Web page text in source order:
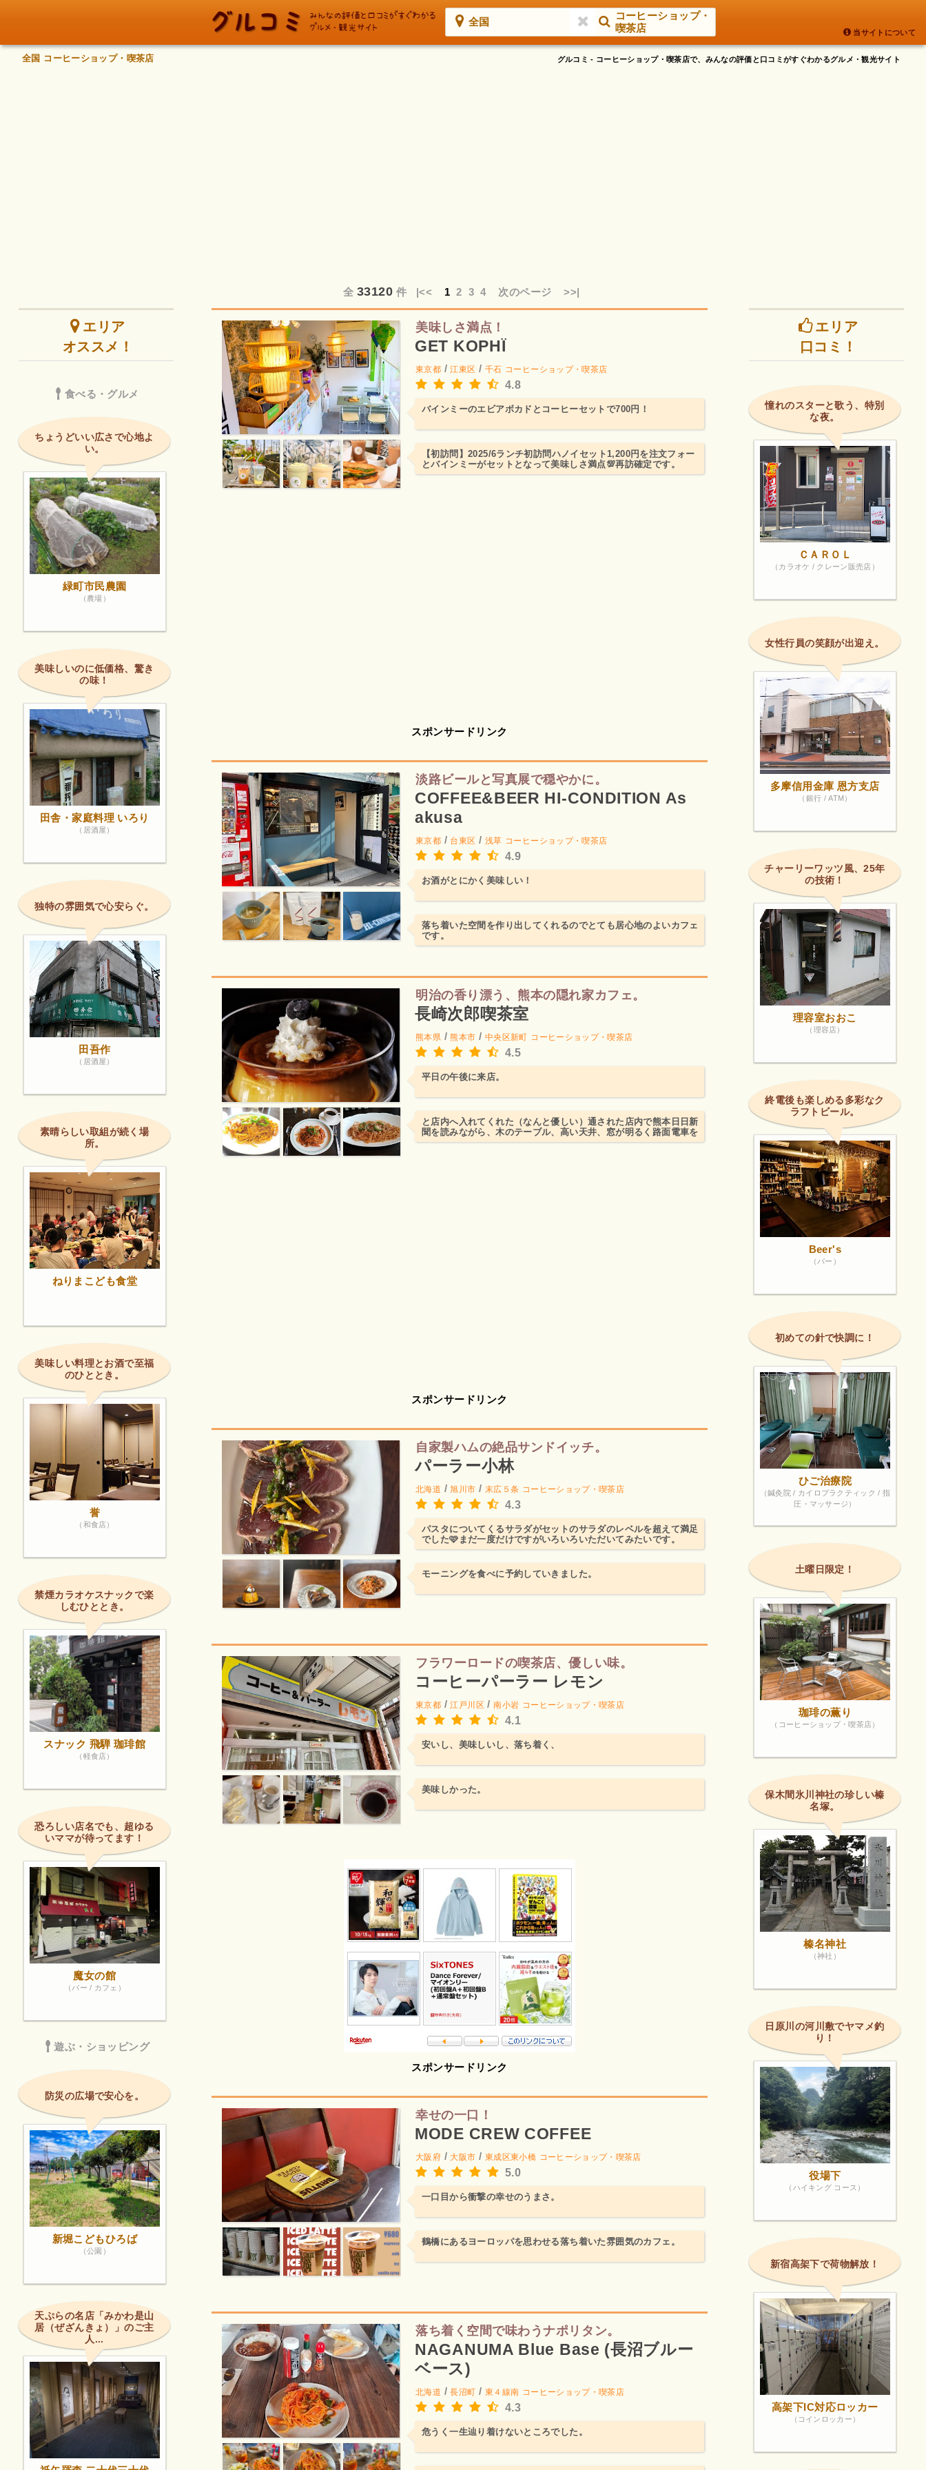
全国
コーヒーショップ・
喫茶店
当サイトについて
グルコミ - コーヒーショップ・喫茶店で、みんなの評価と口コミがすぐわかるグルメ・観光サイト
全国 コーヒーショップ・喫茶店
全 33120 件 |<< 12 3 4 次のページ >>|
美味しさ満点！
GET KOPHÏ
東京都 /江東区 / 千石 コーヒーショップ・喫茶店
4.8
バインミーのエビアボカドとコーヒーセットで700円！
【初訪問】2025/6ランチ初訪問ハノイセット1,200円を注文フォー
とバインミーがセットとなって美味しさ満点💯再訪確定です。
スポンサードリンク
淡路ビールと写真展で穏やかに。
COFFEE&BEER HI-CONDITION As
akusa
東京都 / 台東区 / 浅草 コーヒーショップ・喫茶店
4.9
お酒がとにかく美味しい！
落ち着いた空間を作り出してくれるのでとても居心地のよいカフェ
です。
明治の香り漂う、熊本の隠れ家カフェ。
長崎次郎喫茶室
熊本県 /熊本市 / 中央区新町 コーヒーショップ・喫茶店
4.5
平日の午後に来店。
と店内へ入れてくれた（なんと優しい）通された店内で熊本日日新
聞を読みながら、木のテーブル、高い天井、窓が明るく路面電車を
眺めながらのんびり1...
スポンサードリンク
自家製ハムの絶品サンドイッチ。
パーラー小林
北海道 /旭川市 / 末広５条 コーヒーショップ・喫茶店
4.3
パスタについてくるサラダがセットのサラダのレベルを超えて満足
でした🩷まだ一度だけですがいろいろいただいてみたいです。
モーニングを食べに予約していきました。
フラワーロードの喫茶店、優しい味。
コーヒーパーラー レモン
東京都 /江戸川区/南小岩 コーヒーショップ・喫茶店
4.1
安いし、美味しいし、落ち着く、
美味しかった。
スポンサードリンク
幸せの一口！
MODE CREW COFFEE
大阪府 / 大阪市 / 東成区東小橋 コーヒーショップ・喫茶店
5.0
一口目から衝撃の幸せのうまさ。
鶴橋にあるヨーロッパを思わせる落ち着いた雰囲気のカフェ。
落ち着く空間で味わうナポリタン。
NAGANUMA Blue Base (長沼ブルー
ベース)
北海道 /長沼町 / 東４線南 コーヒーショップ・喫茶店
4.3
危うく一生辿り着けないところでした。
エリア
オススメ！
食べる・グルメ
ちょうどいい広さで心地よ
い。
緑町市民農園
（農場）
美味しいのに低価格、驚き
の味！
田舎・家庭料理 いろり
（居酒屋）
独特の雰囲気で心安らぐ。
田吾作
（居酒屋）
素晴らしい取組が続く場
所。
ねりまこども食堂
美味しい料理とお酒で至福
のひととき。
誉
（和食店）
禁煙カラオケスナックで楽
しむひととき。
スナック 飛騨 珈琲館
（軽食店）
恐ろしい店名でも、超ゆる
いママが待ってます！
魔女の館
（バー / カフェ）
遊ぶ・ショッピング
防災の広場で安心を。
新堀こどもひろば
（公園）
天ぷらの名店「みかわ是山
居（ぜざんきょ）」のご主
人...
エリア
口コミ！
憧れのスターと歌う、特別
な夜。
ＣＡＲＯＬ
（カラオケ / クレーン販売店）
女性行員の笑顔が出迎え。
多摩信用金庫 恩方支店
（銀行 / ATM）
チャーリーワッツ風、25年
の技術！
理容室おおこ
（理容店）
終電後も楽しめる多彩なク
ラフトビール。
Beer's
（バー）
初めての針で快調に！
ひご治療院
（鍼灸院 / カイロプラクティック / 指
圧・マッサージ）
土曜日限定！
珈琲の薫り
（コーヒーショップ・喫茶店）
保木間氷川神社の珍しい榛
名塚。
榛名神社
（神社）
日原川の河川敷でヤマメ釣
り！
役場下
（ハイキング コース）
新宿高架下で荷物解放！
高架下IC対応ロッカー
（コインロッカー）